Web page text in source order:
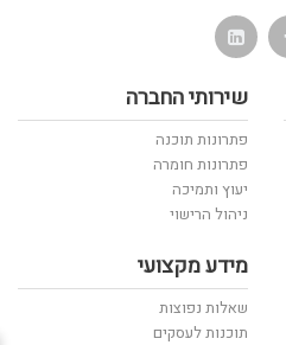
שירותי החברה
פתרונות תוכנה
פתרונות חומרה
יעוץ ותמיכה
ניהול הרישוי
מידע מקצועי
שאלות נפוצות
תוכנות לעסקים